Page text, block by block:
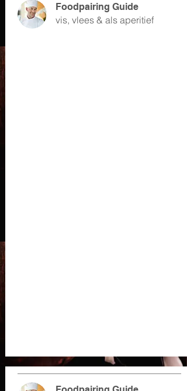
vis, vlees & als aperitief
Foodpairing Guide